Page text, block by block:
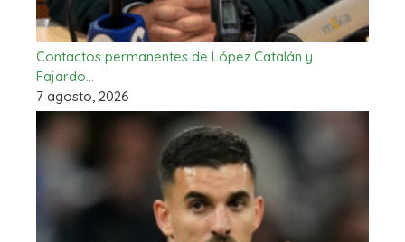
Contactos permanentes de López Catalán y
Fajardo…
7 agosto, 2026